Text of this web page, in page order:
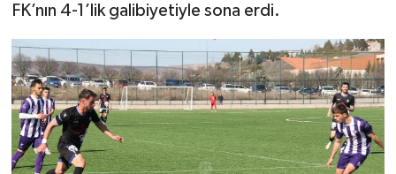
FK’nın 4-1’lik galibiyetiyle sona erdi.